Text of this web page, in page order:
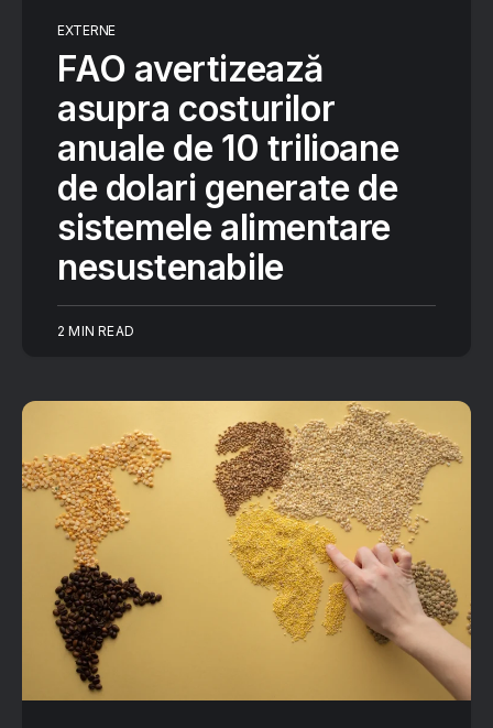
EXTERNE
FAO avertizează
asupra costurilor
anuale de 10 trilioane
de dolari generate de
sistemele alimentare
nesustenabile
2 MIN READ